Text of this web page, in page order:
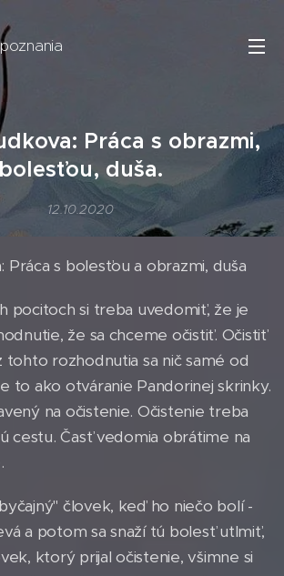
Práca s obrazmi,
duša.
12.10.2020
Práca s bolesťou a obrazmi, duša
pocitoch si treba uvedomiť, že je
že sa chceme očistiť. Očistiť
tohto rozhodnutia sa nič samé od
to ako otváranie Pandorinej skrinky.
na očistenie. Očistenie treba
cestu. Časť vedomia obrátime na
človek, keď ho niečo bolí -
a potom sa snaží tú bolesť utlmiť,
ktorý prijal očistenie, všimne si